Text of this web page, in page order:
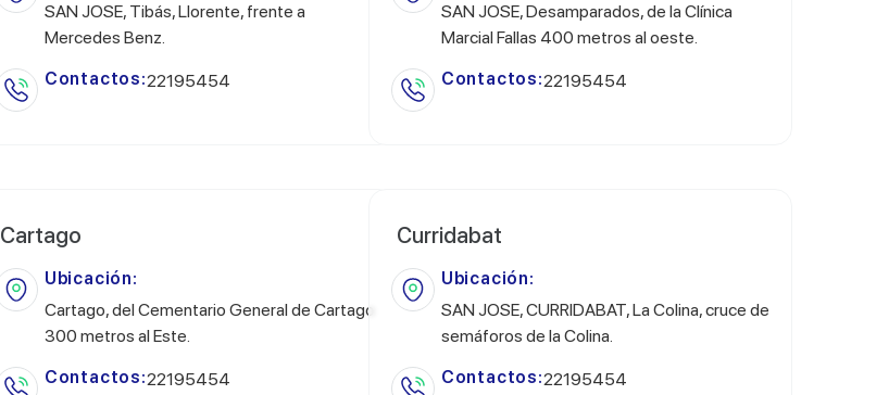
SAN JOSE, Tibás, Llorente, frente a
Mercedes Benz.
Contactos:22195454
SAN JOSE, Desamparados, de la Clínica
Marcial Fallas 400 metros al oeste.
Contactos:22195454
Cartago
Ubicación:
Cartago, del Cementario General de Cartago
300 metros al Este.
Contactos:22195454
Curridabat
Ubicación:
SAN JOSE, CURRIDABAT, La Colina, cruce de
semáforos de la Colina.
Contactos:22195454